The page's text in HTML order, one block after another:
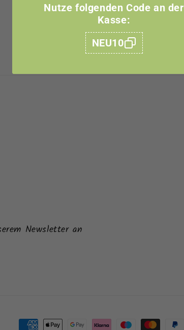
Newsletter an
Zahlungsmethoden
Nutze folgenden Code an der
Kasse:
NEU10